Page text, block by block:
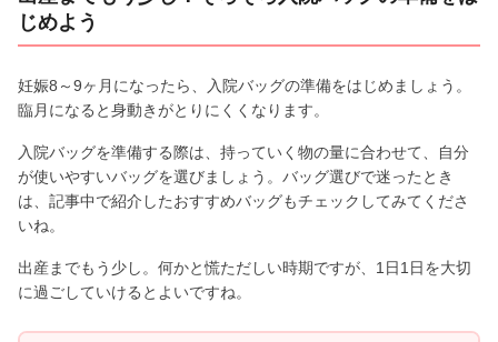
じめよう
妊娠8～9ヶ月になったら、入院バッグの準備をはじめましょう。
臨月になると身動きがとりにくくなります。
入院バッグを準備する際は、持っていく物の量に合わせて、自分
が使いやすいバッグを選びましょう。バッグ選びで迷ったとき
は、記事中で紹介したおすすめバッグもチェックしてみてくださ
いね。
出産までもう少し。何かと慌ただしい時期ですが、1日1日を大切
に過ごしていけるとよいですね。